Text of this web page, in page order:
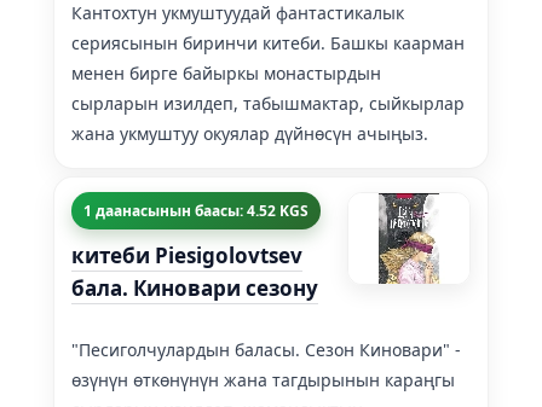
Кантохтун укмуштуудай фантастикалык
сериясынын биринчи китеби. Башкы каарман
менен бирге байыркы монастырдын
сырларын изилдеп, табышмактар, сыйкырлар
жана укмуштуу окуялар дүйнөсүн ачыңыз.
1 даанасынын баасы: 4.52 KGS
китеби Piesigolovtsev
бала. Киновари сезону
"Песиголчулардын баласы. Сезон Киновари" -
өзүнүн өткөнүнүн жана тагдырынын караңгы